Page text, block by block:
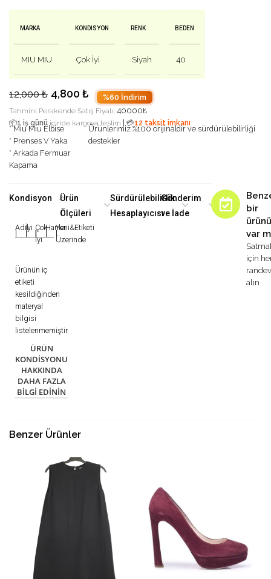
MARKA
MIU MIU
KONDISYON
Çok İyi
RENK
Siyah
BEDEN
40
12,000₺ 4,800 ₺ %60 İndirim
Tahmini Perakende Satış Fiyatı: 40000₺
📦1 iş günü içinde kargoya teslim 💳12 taksit imkanı
* Miu Miu Elbise
* Prenses V Yaka
* Arkada Fermuar
Kapama
Ürünlerimiz %100 orijinaldir ve sürdürülebilirliği
destekler
Kondisyon
Adilİyi
|
Çok
İyi
Harika
|
Yeni&Etiketi
Üzerinde
Ürünün iç
etiketi
kesildiğinden
materyal
bilgisi
listelenmemiştir.
ÜRÜN
KONDISYONU
HAKKINDA
DAHA FAZLA
BILGI EDININ
Ürün
Ölçüleri
Sürdürülebilirlik
Hesaplayıcısı
Gönderim
ve İade
bir
var
için
alın
Benzer Ürünler